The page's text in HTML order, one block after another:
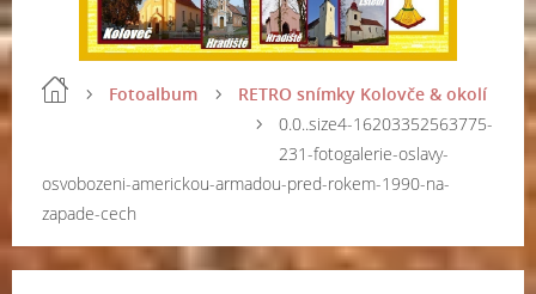
Fotoalbum
RETRO snímky Kolovče & okolí
0.0..size4-16203352563775-
231-fotogalerie-oslavy-
osvobozeni-americkou-armadou-pred-rokem-1990-na-
zapade-cech